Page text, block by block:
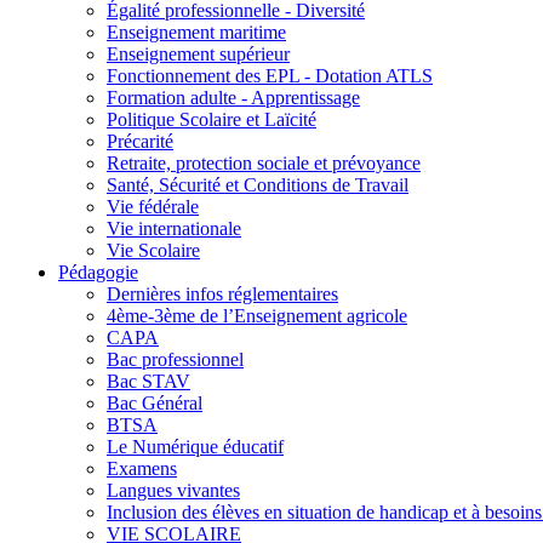
Égalité professionnelle - Diversité
Enseignement maritime
Enseignement supérieur
Fonctionnement des EPL - Dotation ATLS
Formation adulte - Apprentissage
Politique Scolaire et Laïcité
Précarité
Retraite, protection sociale et prévoyance
Santé, Sécurité et Conditions de Travail
Vie fédérale
Vie internationale
Vie Scolaire
Pédagogie
Dernières infos réglementaires
4ème-3ème de l’Enseignement agricole
CAPA
Bac professionnel
Bac STAV
Bac Général
BTSA
Le Numérique éducatif
Examens
Langues vivantes
Inclusion des élèves en situation de handicap et à
VIE SCOLAIRE